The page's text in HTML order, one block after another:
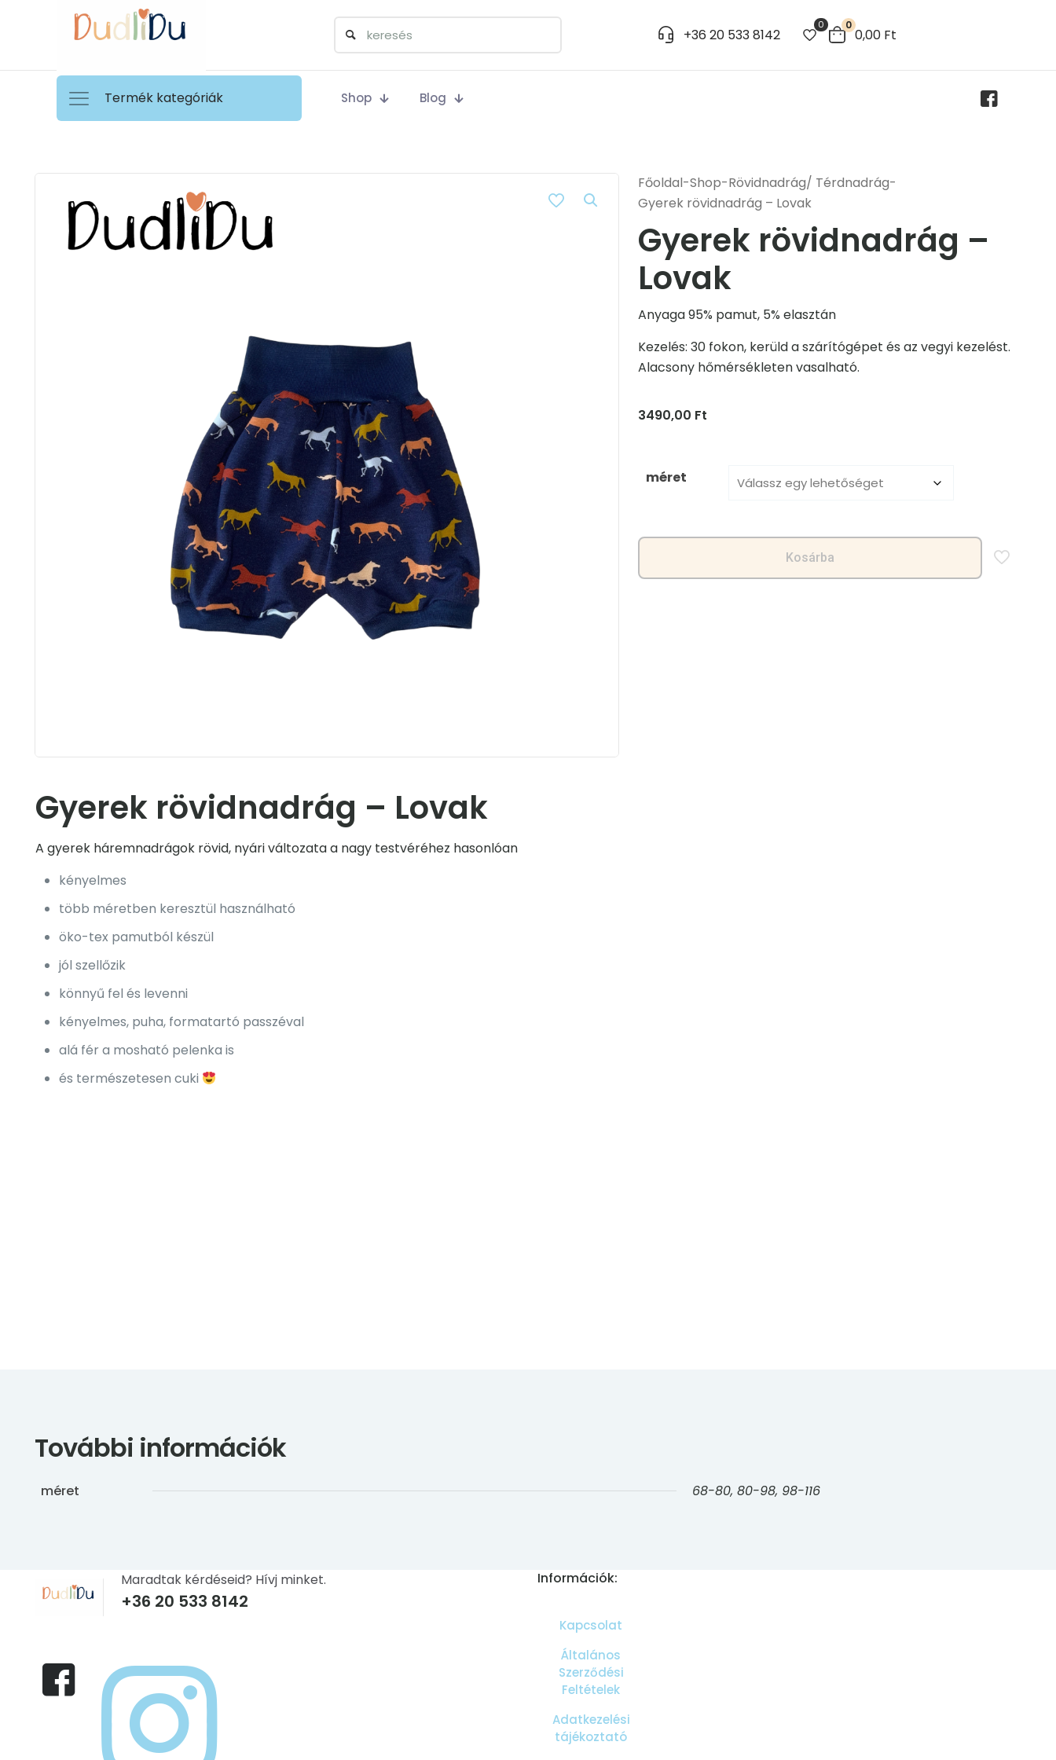
+36 20 533 8142
0 0
0,00 Ft
Termék kategóriák Shop Blog
Főoldal-Shop-Rövidnadrág/ Térdnadrág-
Gyerek rövidnadrág – Lovak
Gyerek rövidnadrág –
Lovak
Anyaga 95% pamut, 5% elasztán
Kezelés: 30 fokon, kerüld a szárítógépet és az vegyi kezelést.
Alacsony hőmérsékleten vasalható.
3490,00 Ft
méret
Kosárba
Gyerek rövidnadrág – Lovak
A gyerek háremnadrágok rövid, nyári változata a nagy testvéréhez hasonlóan
kényelmes
több méretben keresztül használható
öko-tex pamutból készül
jól szellőzik
könnyű fel és levenni
kényelmes, puha, formatartó passzéval
alá fér a mosható pelenka is
és természetesen cuki
További információk
méret 68-80, 80-98, 98-116
+36 20 533 8142
Maradtak kérdéseid? Hívj minket. Információk:
Kapcsolat
Általános
Szerződési
Feltételek
Adatkezelési
tájékoztató